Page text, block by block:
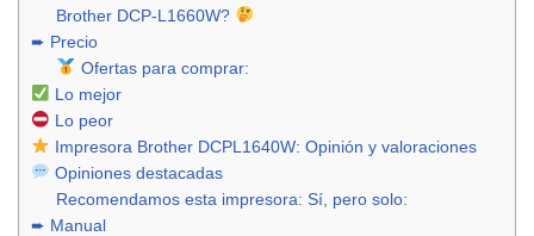
Brother DCP-L1660W?
➨ Precio
Ofertas para comprar:
Lo mejor
Lo peor
Impresora Brother DCPL1640W: Opinión y valoraciones
Opiniones destacadas
Recomendamos esta impresora: Sí, pero solo:
➨ Manual